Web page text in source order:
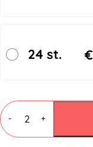
24 st. €
-
Noppenfolie
Rol
75cmx100mtr
aantal
+